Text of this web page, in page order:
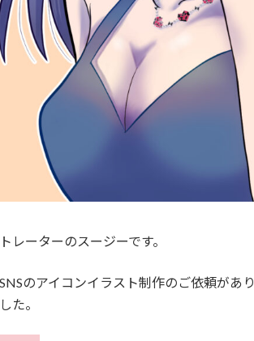
レーターのスージーです。
のアイコンイラスト制作のご依頼があり
た。